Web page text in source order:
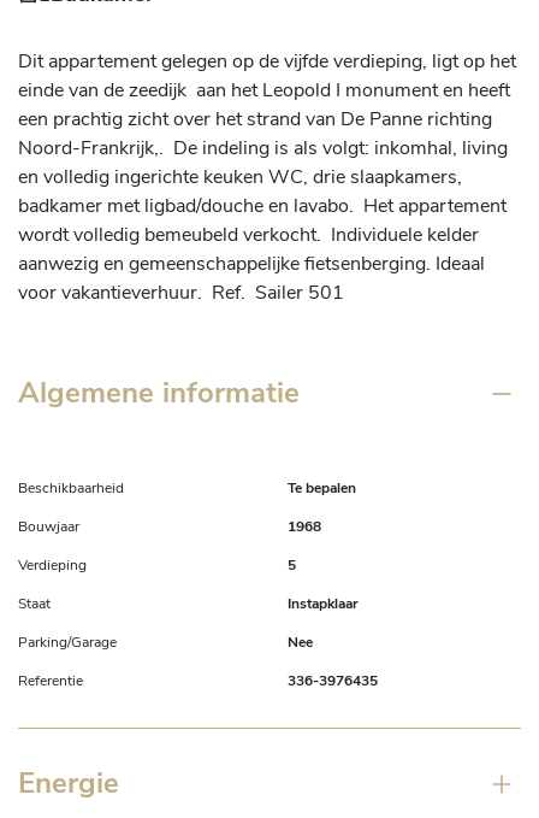
Dit appartement gelegen op de vijfde verdieping, ligt op het
einde van de zeedijk  aan het Leopold I monument en heeft
een prachtig zicht over het strand van De Panne richting
Noord-Frankrijk,.  De indeling is als volgt: inkomhal, living
en volledig ingerichte keuken WC, drie slaapkamers,
badkamer met ligbad/douche en lavabo.  Het appartement
wordt volledig bemeubeld verkocht.  Individuele kelder
aanwezig en gemeenschappelijke fietsenberging. Ideaal
voor vakantieverhuur.  Ref.  Sailer 501
Algemene informatie
Beschikbaarheid
Te bepalen
Bouwjaar
1968
Verdieping
5
Staat
Instapklaar
Parking/Garage
Nee
Referentie
336-3976435
Energie